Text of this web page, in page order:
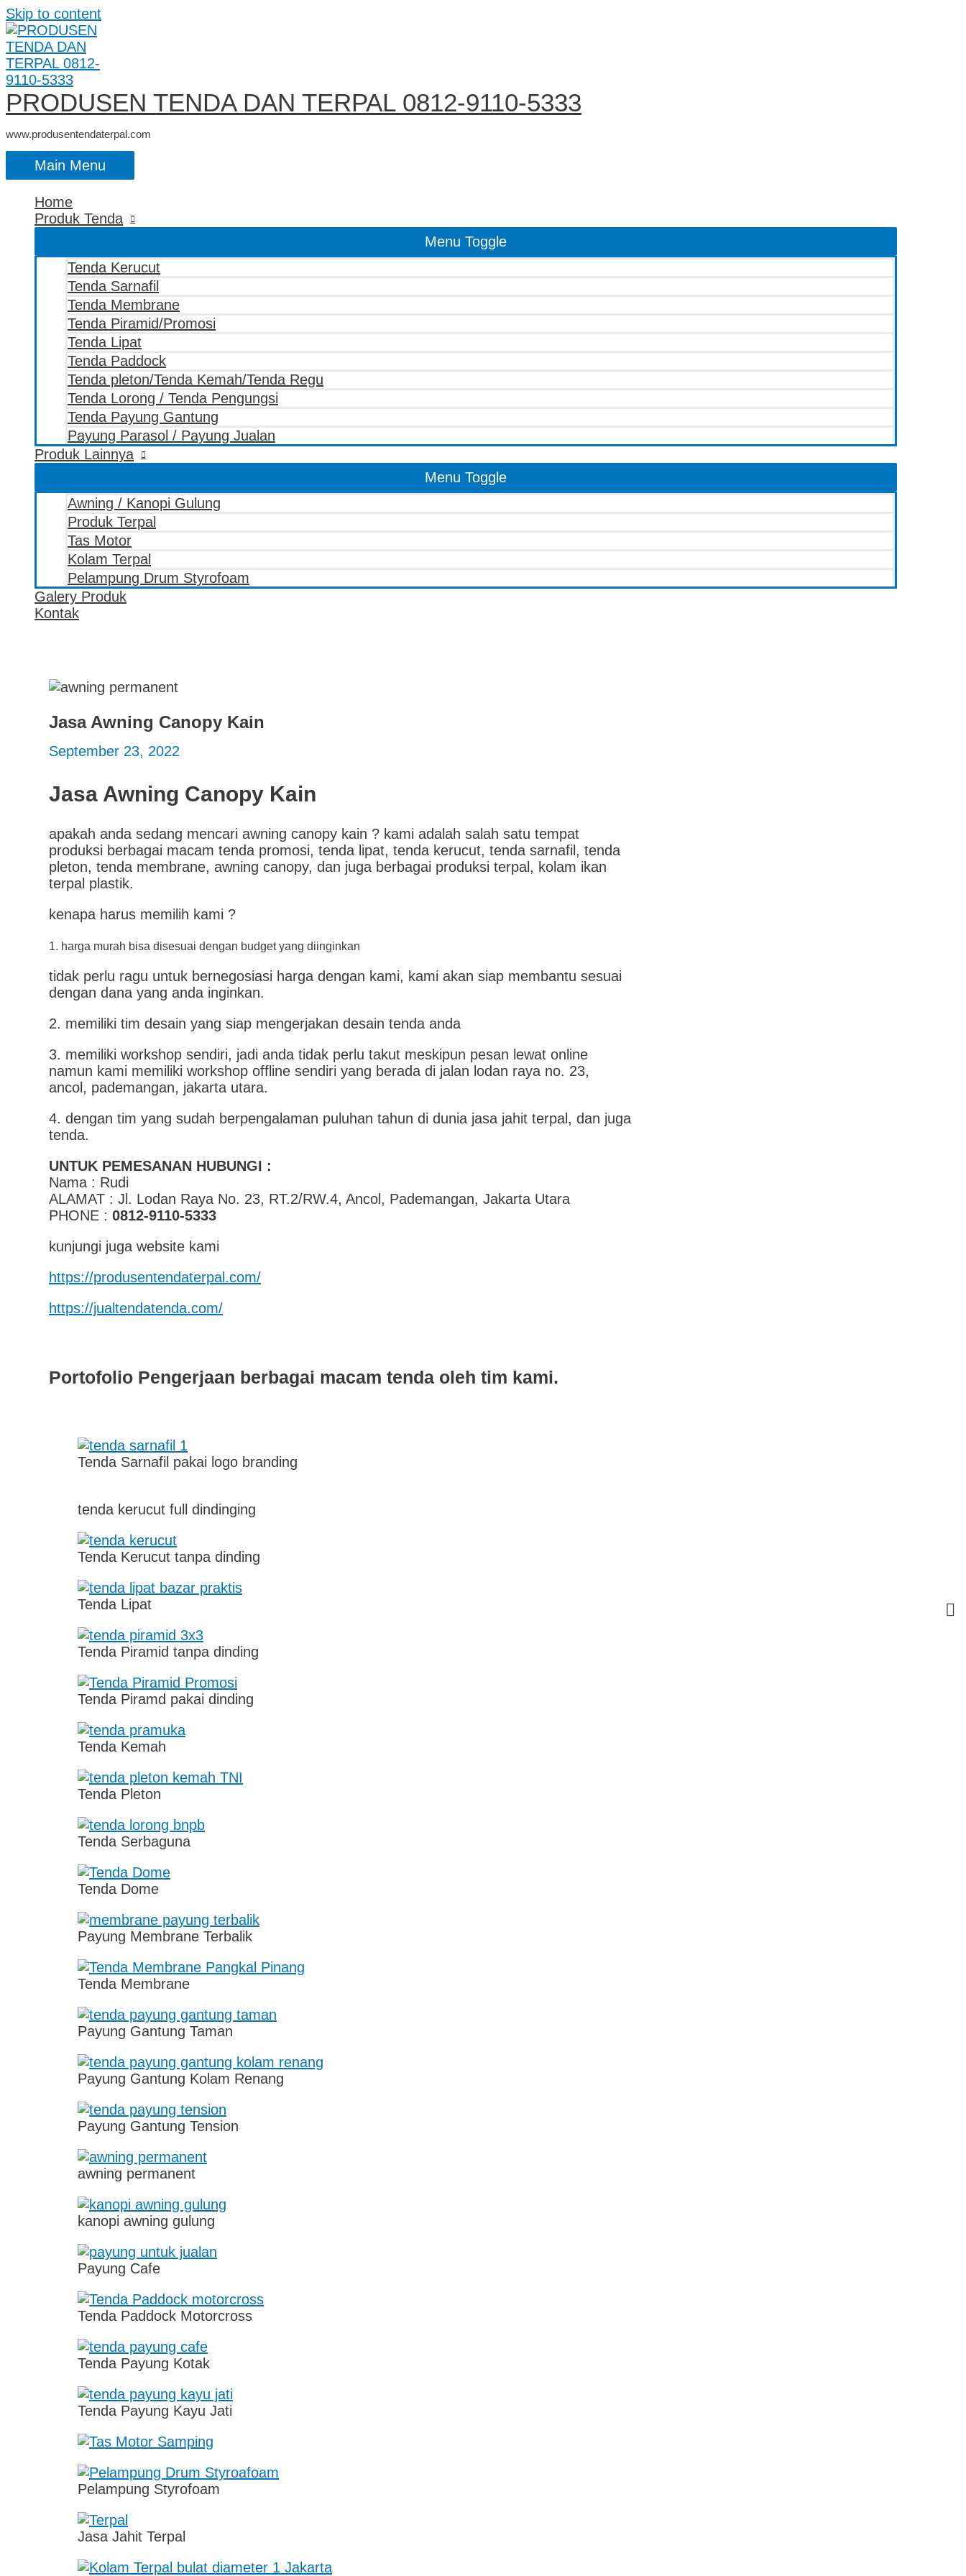
Skip to content
PRODUSEN TENDA DAN TERPAL 0812-9110-5333
www.produsentendaterpal.com
Main Menu
Home
Produk Tenda
Menu Toggle
Tenda Kerucut
Tenda Sarnafil
Tenda Membrane
Tenda Piramid/Promosi
Tenda Lipat
Tenda Paddock
Tenda pleton/Tenda Kemah/Tenda Regu
Tenda Lorong / Tenda Pengungsi
Tenda Payung Gantung
Payung Parasol / Payung Jualan
Produk Lainnya
Menu Toggle
Awning / Kanopi Gulung
Produk Terpal
Tas Motor
Kolam Terpal
Pelampung Drum Styrofoam
Galery Produk
Kontak
Jasa Awning Canopy Kain
September 23, 2022
Jasa Awning Canopy Kain
apakah anda sedang mencari awning canopy kain ? kami adalah salah satu tempat
produksi berbagai macam tenda promosi, tenda lipat, tenda kerucut, tenda sarnafil, tenda
pleton, tenda membrane, awning canopy, dan juga berbagai produksi terpal, kolam ikan
terpal plastik.
kenapa harus memilih kami ?
1. harga murah bisa disesuai dengan budget yang diinginkan
tidak perlu ragu untuk bernegosiasi harga dengan kami, kami akan siap membantu sesuai
dengan dana yang anda inginkan.
2. memiliki tim desain yang siap mengerjakan desain tenda anda
3. memiliki workshop sendiri, jadi anda tidak perlu takut meskipun pesan lewat online
namun kami memiliki workshop offline sendiri yang berada di jalan lodan raya no. 23,
ancol, pademangan, jakarta utara.
4. dengan tim yang sudah berpengalaman puluhan tahun di dunia jasa jahit terpal, dan juga
tenda.
UNTUK PEMESANAN HUBUNGI :
Nama : Rudi
ALAMAT : Jl. Lodan Raya No. 23, RT.2/RW.4, Ancol, Pademangan, Jakarta Utara
PHONE : 0812-9110-5333
kunjungi juga website kami
https://produsentendaterpal.com/
https://jualtendatenda.com/
Portofolio Pengerjaan berbagai macam tenda oleh tim kami.
Tenda Sarnafil pakai logo branding
tenda kerucut full dindinging
Tenda Kerucut tanpa dinding
Tenda Lipat
Tenda Piramid tanpa dinding
Tenda Piramd pakai dinding
Tenda Kemah
Tenda Pleton
Tenda Serbaguna
Tenda Dome
Payung Membrane Terbalik
Tenda Membrane
Payung Gantung Taman
Payung Gantung Kolam Renang
Payung Gantung Tension
awning permanent
kanopi awning gulung
Payung Cafe
Tenda Paddock Motorcross
Tenda Payung Kotak
Tenda Payung Kayu Jati
Pelampung Styrofoam
Jasa Jahit Terpal